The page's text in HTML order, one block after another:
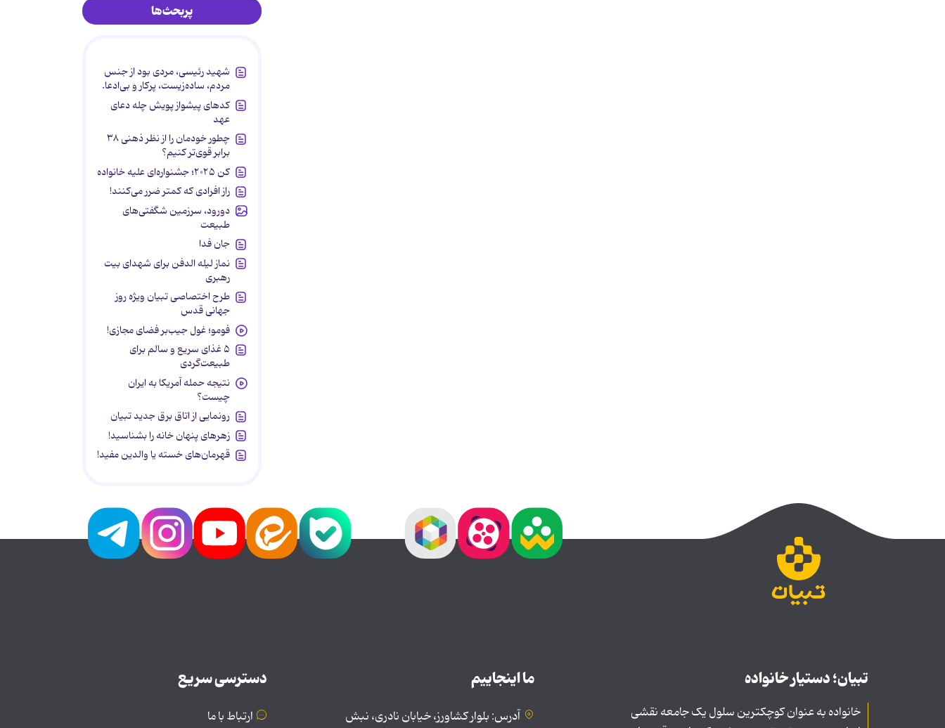
پربحث‌ها
شهید رئیسی، مردی بود از جنس
مردم، ساده‌زیست، پرکار و بی‌ادعا.
کدهای پیشواز پویش چله دعای
عهد
چطور خودمان را از نظر ذهنی ۳۸
برابر قوی‌تر کنیم؟
کن ۲۰۲۵؛ جشنواره‌ای علیه خانواده
راز افرادی که کمتر ضرر می‌کنند!
دورود، سرزمین شگفتی‌های
طبیعت
جان فدا
نماز لیله الدفن برای شهدای بیت
رهبری
طرح اختصاصی تبیان ویژه روز
جهانی قدس
فومو؛ غول جیب‌بر فضای مجازی!
۵ غذای سریع و سالم برای
طبیعت‌گردی
نتیجه حمله آمریکا به ایران
چیست؟
رونمایی از اتاق برق جدید تبیان
زهرهای پنهان خانه را بشناسید!
قهرمان‌های خسته یا والدین مفید!
تبیان؛ دستیار خانواده
خانواده به عنوان کوچکترین سلول یک جامعه نقشی
ما اینجاییم
آدرس: بلوار کشاورز، خیابان نادری، نبش
دسترسی سریع
ارتباط با ما